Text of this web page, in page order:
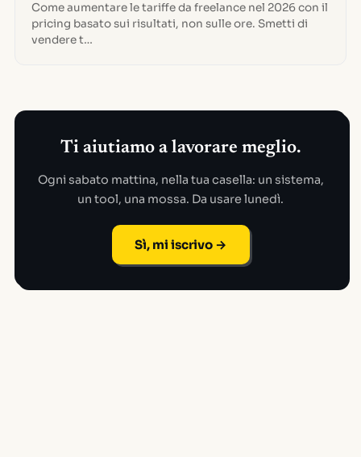
Come aumentare le tariffe da freelance nel 2026 con il
pricing basato sui risultati, non sulle ore. Smetti di
vendere t…
Ti aiutiamo a lavorare meglio.
Ogni sabato mattina, nella tua casella: un sistema,
un tool, una mossa. Da usare lunedì.
Sì, mi iscrivo →